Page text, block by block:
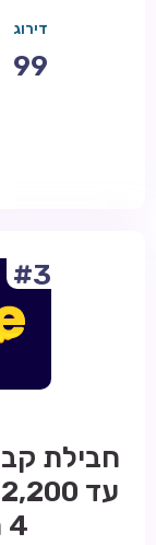
דירוג
99
#3
4 הפקדות ראשונות